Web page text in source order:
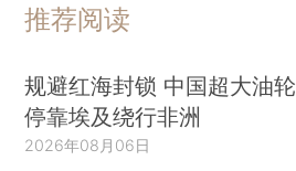
推荐阅读
规避红海封锁 中国超大油轮
停靠埃及绕行非洲
2026年08月06日